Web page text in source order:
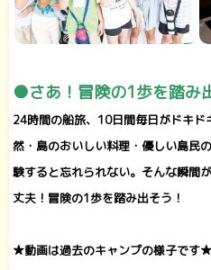
●さあ！冒険の1歩を踏み
24時間の船旅、10日間毎日がドキ
然・島のおいしい料理・優しい島民
験すると忘れられない。そんな瞬間
丈夫！冒険の1歩を踏み出そう！
★動画は過去のキャンプの様子です★